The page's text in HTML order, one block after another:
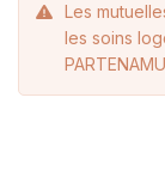
Les
les soins